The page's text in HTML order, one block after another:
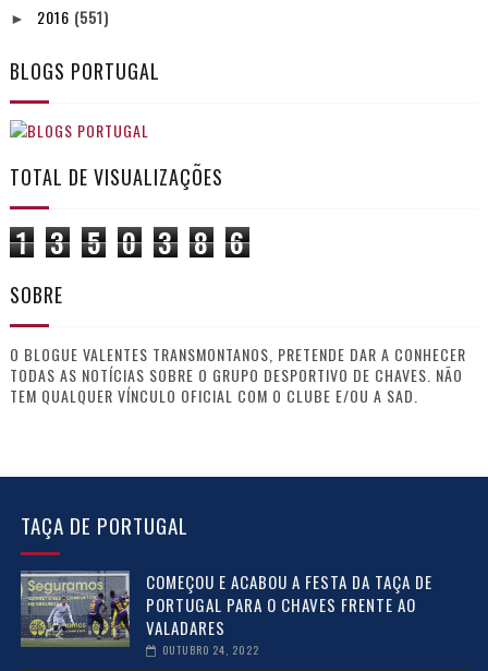
► 2016 (551)
BLOGS PORTUGAL
TOTAL DE VISUALIZAÇÕES
1 3 5 0 3 8 6
SOBRE
O BLOGUE VALENTES TRANSMONTANOS, PRETENDE DAR A CONHECER
TODAS AS NOTÍCIAS SOBRE O GRUPO DESPORTIVO DE CHAVES. NÃO
TEM QUALQUER VÍNCULO OFICIAL COM O CLUBE E/OU A SAD.
TAÇA DE PORTUGAL
COMEÇOU E ACABOU A FESTA DA TAÇA DE
PORTUGAL PARA O CHAVES FRENTE AO
VALADARES
OUTUBRO 24, 2022